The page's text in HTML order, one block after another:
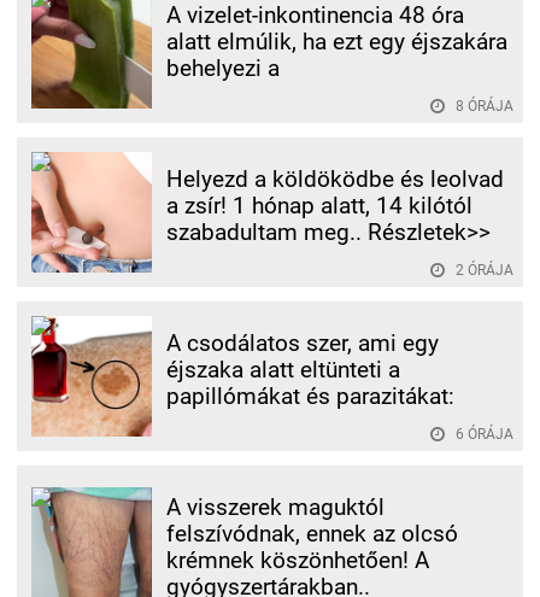
A vizelet-inkontinencia 48 óra
alatt elmúlik, ha ezt egy éjszakára
behelyezi a
8 ÓRÁJA
Helyezd a köldöködbe és leolvad
a zsír! 1 hónap alatt, 14 kilótól
szabadultam meg.. Részletek>>
2 ÓRÁJA
A csodálatos szer, ami egy
éjszaka alatt eltünteti a
papillómákat és parazitákat:
6 ÓRÁJA
A visszerek maguktól
felszívódnak, ennek az olcsó
krémnek köszönhetően! A
gyógyszertárakban..